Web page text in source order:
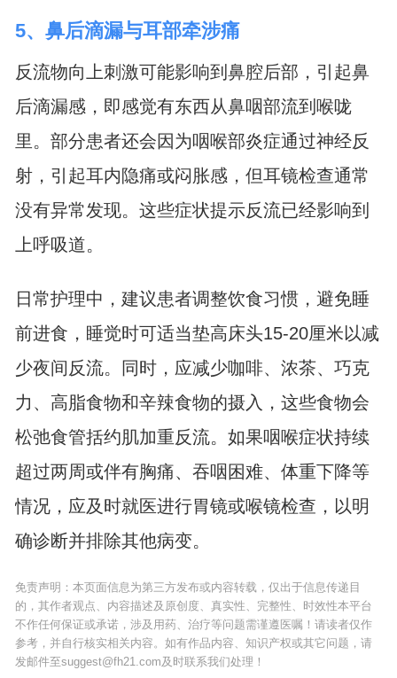
5、鼻后滴漏与耳部牵涉痛
反流物向上刺激可能影响到鼻腔后部，引起鼻
后滴漏感，即感觉有东西从鼻咽部流到喉咙
里。部分患者还会因为咽喉部炎症通过神经反
射，引起耳内隐痛或闷胀感，但耳镜检查通常
没有异常发现。这些症状提示反流已经影响到
上呼吸道。
日常护理中，建议患者调整饮食习惯，避免睡
前进食，睡觉时可适当垫高床头15-20厘米以减
少夜间反流。同时，应减少咖啡、浓茶、巧克
力、高脂食物和辛辣食物的摄入，这些食物会
松弛食管括约肌加重反流。如果咽喉症状持续
超过两周或伴有胸痛、吞咽困难、体重下降等
情况，应及时就医进行胃镜或喉镜检查，以明
确诊断并排除其他病变。
免责声明：本页面信息为第三方发布或内容转载，仅出于信息传递目
的，其作者观点、内容描述及原创度、真实性、完整性、时效性本平台
不作任何保证或承诺，涉及用药、治疗等问题需谨遵医嘱！请读者仅作
参考，并自行核实相关内容。如有作品内容、知识产权或其它问题，请
发邮件至suggest@fh21.com及时联系我们处理！